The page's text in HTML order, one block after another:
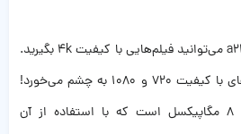
با استفاده از دوربین اصلی a23 می‌توانید فیلم‌هایی با کیفیت 4k بگیرید.
البته در منوی آن تنها گزینه‌های با کیفیت 720 و 1080 به چشم می‌خورد!
دوربین سلفی این محصول 8 مگاپیکسل است که با استفاده از آن